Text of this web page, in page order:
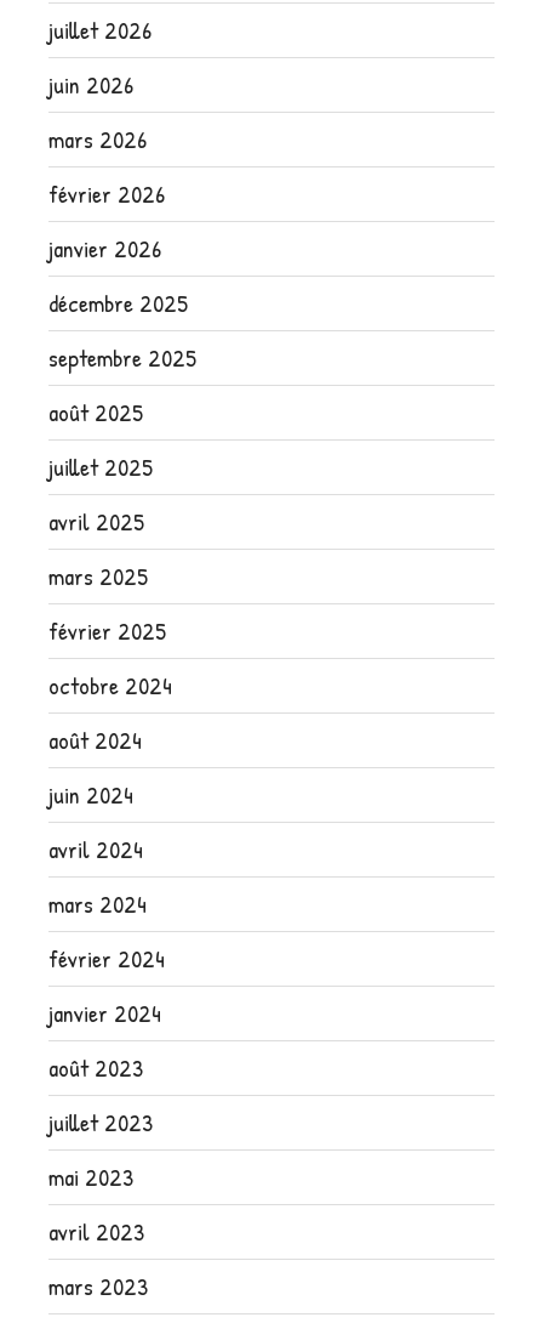
juillet 2026
juin 2026
mars 2026
février 2026
janvier 2026
décembre 2025
septembre 2025
août 2025
juillet 2025
avril 2025
mars 2025
février 2025
octobre 2024
août 2024
juin 2024
avril 2024
mars 2024
février 2024
janvier 2024
août 2023
juillet 2023
mai 2023
avril 2023
mars 2023